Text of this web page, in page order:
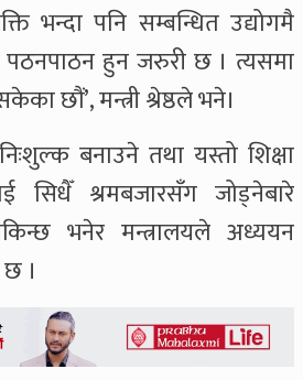
भन्दा पनि सम्बन्धित उद्योगमै
पठनपाठन हुन जरुरी छ । त्यसमा
छौं’, मन्त्री श्रेष्ठले भने।
बनाउने तथा यस्तो शिक्षा
सिधैँ श्रमबजारसँग जोड्नेबारे
भनेर मन्त्रालयले अध्ययन
।